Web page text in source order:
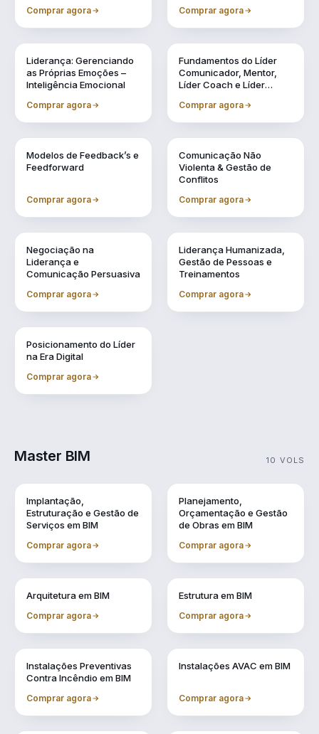
Comprar agora Comprar agora
Liderança: Gerenciando
as Próprias Emoções –
Inteligência Emocional
Comprar agora
Fundamentos do Líder
Comunicador, Mentor,
Líder Coach e Líder
Comprar agora
Modelos de Feedback’s e
Feedforward
Comprar agora
Comunicação Não
Violenta & Gestão de
Conflitos
Comprar agora
Negociação na
Liderança e
Comunicação Persuasiva
Comprar agora
Liderança Humanizada,
Gestão de Pessoas e
Treinamentos
Comprar agora
Posicionamento do Líder
na Era Digital
Comprar agora
Master BIM 10 VOLS
Implantação,
Estruturação e Gestão de
Serviços em BIM
Comprar agora
Planejamento,
Orçamentação e Gestão
de Obras em BIM
Comprar agora
Arquitetura em BIM
Comprar agora
Estrutura em BIM
Comprar agora
Instalações Preventivas
Contra Incêndio em BIM
Comprar agora
Instalações AVAC em BIM
Comprar agora